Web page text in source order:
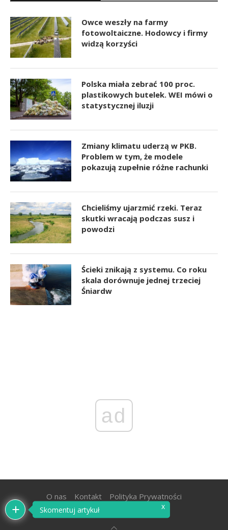
Owce weszły na farmy
fotowoltaiczne. Hodowcy i firmy
widzą korzyści
Polska miała zebrać 100 proc.
plastikowych butelek. WEI mówi o
statystycznej iluzji
Zmiany klimatu uderzą w PKB.
Problem w tym, że modele
pokazują zupełnie różne rachunki
Chcieliśmy ujarzmić rzeki. Teraz
skutki wracają podczas susz i
powodzi
Ścieki znikają z systemu. Co roku
skala dorównuje jednej trzeciej
Śniardw
ad
O nas Kontakt Polityka Prywatności
@2020 - All Right Reserved.